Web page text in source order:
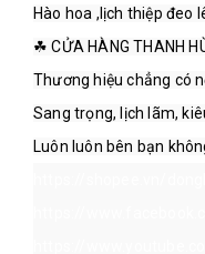
Hào hoa ,lịch thiệp đeo
☘ CỬA HÀNG THANH
Thương hiệu chẳng có
Sang trọng, lịch lãm,
Luôn luôn bên bạn